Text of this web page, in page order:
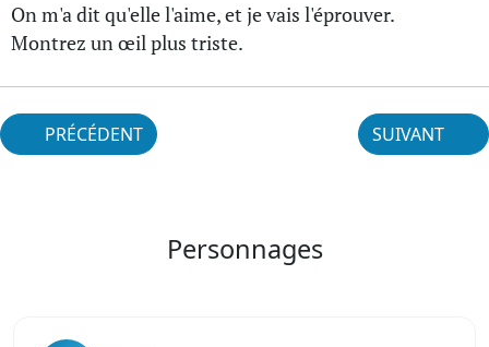
On m'a dit qu'elle l'aime, et je vais l'éprouver.
Montrez un œil plus triste.
PRÉCÉDENT SUIVANT
Personnages